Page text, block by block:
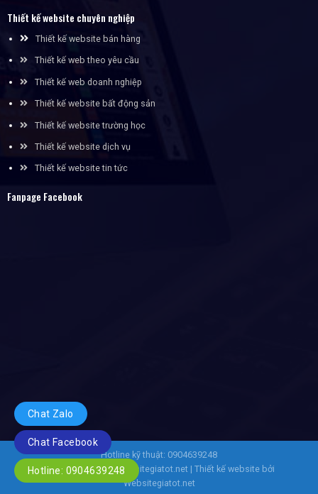
Thiết kế website chuyên nghiệp
Thiết kế website bán hàng
Thiết kế web theo yêu cầu
Thiết kế web doanh nghiệp
Thiết kế website bất động sản
Thiết kế website trường học
Thiết kế website dịch vụ
Thiết kế website tin tức
Fanpage Facebook
Hotline kỹ thuật: 0904639248
Copyright 2026 ©Websitegiatot.net| Thiết kế website bởi
Websitegiatot.net
Chat Zalo
Chat Facebook
Hotline: 0904639248